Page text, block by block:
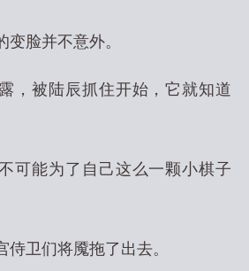
脸并不意外。
，被陆辰抓住开始，它就知道
可能为了自己这么一颗小棋子
侍卫们将魇拖了出去。